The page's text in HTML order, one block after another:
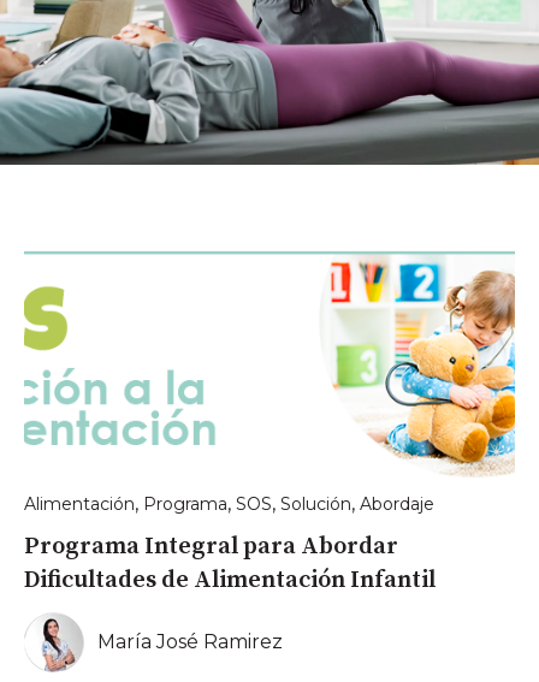
Alimentación, Programa, SOS, Solución, Abordaje
Programa Integral para Abordar
Dificultades de Alimentación Infantil
María José Ramirez